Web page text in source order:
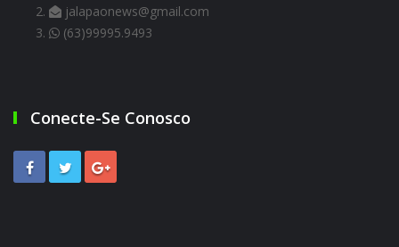
jalapaonews@gmail.com
(63)99995.9493
Conecte-Se Conosco